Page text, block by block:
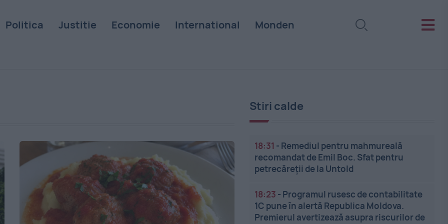
Politica Justitie Economie International Monden
Stiri calde
18:31 - Remediul pentru mahmureală
recomandat de Emil Boc. Sfat pentru
petrecăreții de la Untold
18:23 - Programul rusesc de contabilitate
1C pune în alertă Republica Moldova.
Premierul avertizează asupra riscurilor de